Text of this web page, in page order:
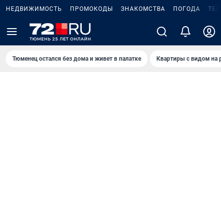
НЕДВИЖИМОСТЬ ПРОМОКОДЫ ЗНАКОМСТВА ПОГОДА
Тюменец остался без дома и живет в палатке Квартиры с видом на